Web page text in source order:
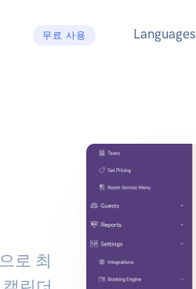
무료 사용 Languages
로 최